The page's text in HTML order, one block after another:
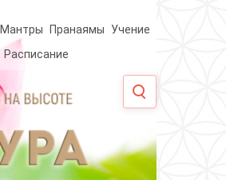
Мантры Пранаямы
Учение
Расписание